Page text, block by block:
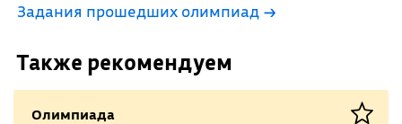
Задания прошедших олимпиад →
Также рекомендуем
Олимпиада